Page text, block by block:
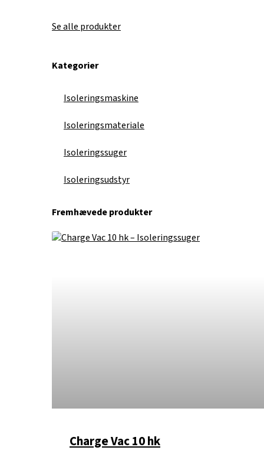
Se alle produkter
Kategorier
Isoleringsmaskine
Isoleringsmateriale
Isoleringssuger
Isoleringsudstyr
Fremhævede produkter
Charge Vac 10 hk